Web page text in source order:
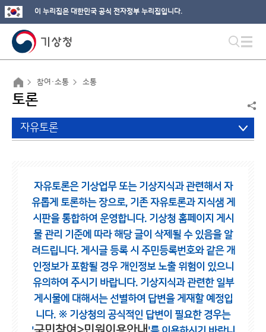
이 누리집은 대한민국 공식 전자정부 누리집입니다.
참여·소통 소통
토론
자유토론
자유토론은 기상업무 또는 기상지식과 관련해서 자
유롭게 토론하는 장으로, 기존 자유토론과 지식샘 게
시판을 통합하여 운영합니다. 기상청 홈페이지 게시
물 관리 기준에 따라 해당 글이 삭제될 수 있음을 알
려드립니다. 게시글 등록 시 주민등록번호와 같은 개
인정보가 포함될 경우 개인정보 노출 위험이 있으니
유의하여 주시기 바랍니다. 기상지식과 관련한 일부
게시물에 대해서는 선별하여 답변을 게재할 예정입
니다. ※ 기상청의 공식적인 답변이 필요한 경우는